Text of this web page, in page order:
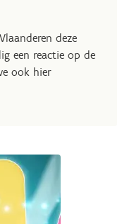
deze
een reactie op de
ook hier